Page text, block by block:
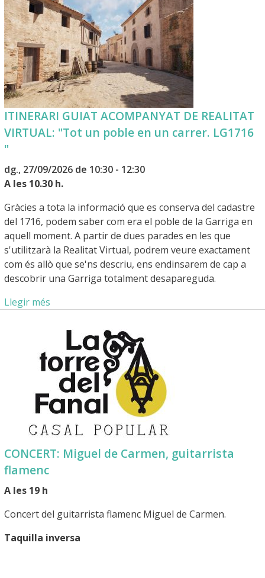
ITINERARI GUIAT ACOMPANYAT DE REALITAT
VIRTUAL: "Tot un poble en un carrer. LG1716
"
dg., 27/09/2026 de 10:30 - 12:30
A les 10.30 h.
Gràcies a tota la informació que es conserva del cadastre
del 1716, podem saber com era el poble de la Garriga en
aquell moment. A partir de dues parades en les que
s'utilitzarà la Realitat Virtual, podrem veure exactament
com és allò que se'ns descriu, ens endinsarem de cap a
descobrir una Garriga totalment desapareguda.
Llegir més
CONCERT: Miguel de Carmen, guitarrista
flamenc
A les 19 h
Concert del guitarrista flamenc Miguel de Carmen.
Taquilla inversa